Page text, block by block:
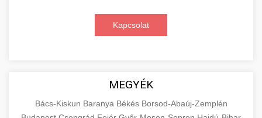
Kapcsolat
MEGYÉK
Bács-Kiskun Baranya Békés Borsod-Abaúj-Zemplén